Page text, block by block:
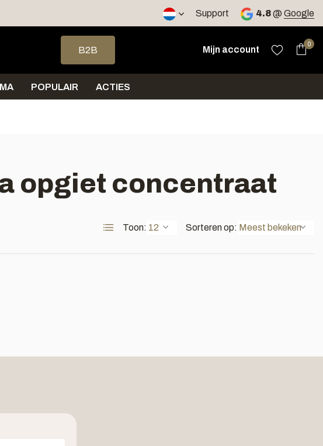
Support 4.8@ Google
de pijltjes op en neer om een beschikbaar resultaat te selecteren. Druk
B2B
Mijn account
0
POPULAIR ACTIES
opgiet concentraat
Toon: Sorteren op: